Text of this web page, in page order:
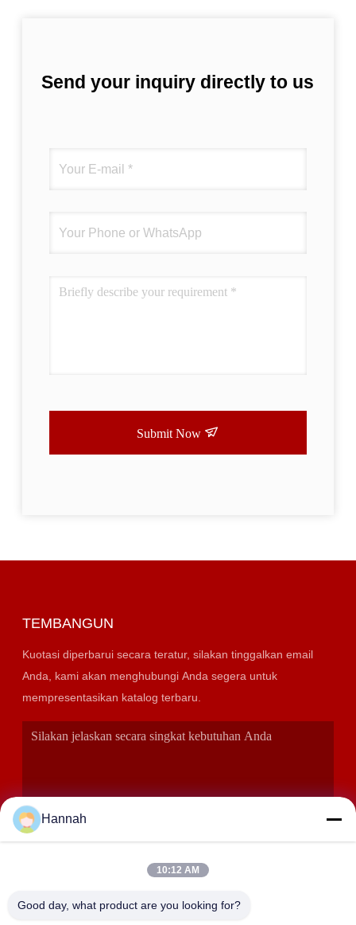
Send your inquiry directly to us
Submit Now
TEMBANGUN
Kuotasi diperbarui secara teratur, silakan tinggalkan email
Anda, kami akan menghubungi Anda segera untuk
mempresentasikan katalog terbaru.
Hannah
10:12 AM
Good day, what product are you looking for?